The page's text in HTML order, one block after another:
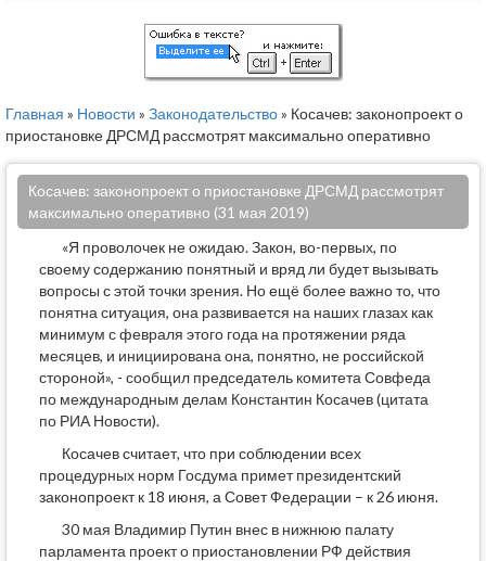
Главная » Новости » Законодательство» Косачев: законопроект о
приостановке ДРСМД рассмотрят максимально оперативно
Косачев: законопроект о приостановке ДРСМД рассмотрят
максимально оперативно (31 мая 2019)
«Я проволочек не ожидаю. Закон, во-первых, по
своему содержанию понятный и вряд ли будет вызывать
вопросы с этой точки зрения. Но ещё более важно то, что
понятна ситуация, она развивается на наших глазах как
минимум с февраля этого года на протяжении ряда
месяцев, и инициирована она, понятно, не российской
стороной», - сообщил председатель комитета Совфеда
по международным делам Константин Косачев (цитата
по РИА Новости).
Косачев считает, что при соблюдении всех
процедурных норм Госдума примет президентский
законопроект к 18 июня, а Совет Федерации – к 26 июня.
30 мая Владимир Путин внес в нижнюю палату
парламента проект о приостановлении РФ действия